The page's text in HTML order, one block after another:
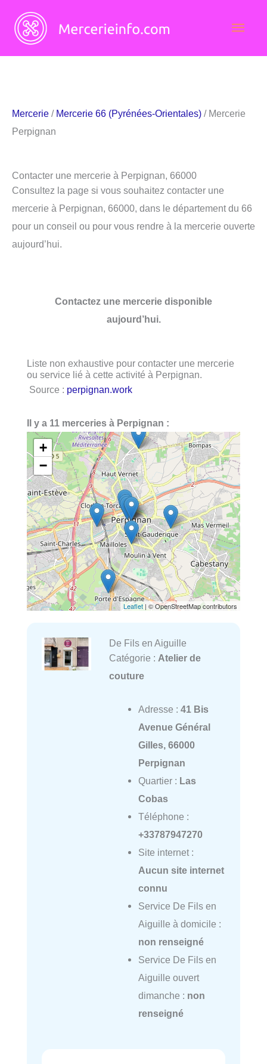
contenu
Mercerie / Mercerie 66 (Pyrénées-Orientales) / Mercerie
Perpignan
Contacter une mercerie à Perpignan, 66000
Consultez la page si vous souhaitez contacter une
mercerie à Perpignan, 66000, dans le département du 66
pour un conseil ou pour vous rendre à la mercerie ouverte
aujourd’hui.
Contactez une mercerie disponible
aujourd’hui.
Liste non exhaustive pour contacter une mercerie
ou service lié à cette activité à Perpignan.
Source : perpignan.work
Il y a 11 merceries à Perpignan :
+
−
Leaflet | © OpenStreetMap contributors
De Fils en Aiguille
Catégorie : Atelier de
couture
Adresse : 41 Bis
Avenue Général
Gilles, 66000
Perpignan
Quartier : Las
Cobas
Téléphone :
+33787947270
Site internet :
Aucun site internet
connu
Service De Fils en
Aiguille à domicile :
non renseigné
Service De Fils en
Aiguille ouvert
dimanche : non
renseigné